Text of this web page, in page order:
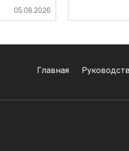
05.08.2026
Главная